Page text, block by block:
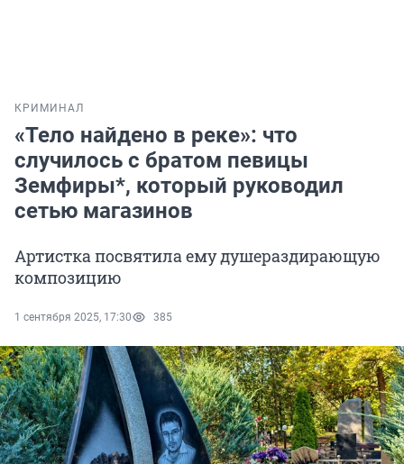
КРИМИНАЛ
«Тело найдено в реке»: что
случилось с братом певицы
Земфиры*, который руководил
сетью магазинов
Артистка посвятила ему душераздирающую
композицию
1 сентября 2025, 17:30 385